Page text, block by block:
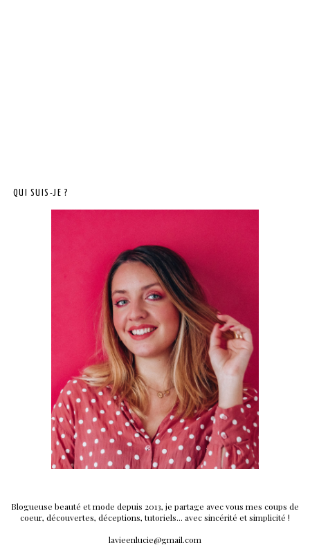
QUI SUIS-JE ?
Blogueuse beauté et mode depuis 2013, je partage avec vous mes coups de
coeur, découvertes, déceptions, tutoriels... avec sincérité et simplicité !
lavieenlucie@gmail.com